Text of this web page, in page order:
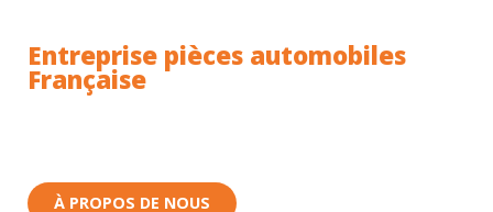
Entreprise pièces automobiles
Française
À PROPOS DE NOUS